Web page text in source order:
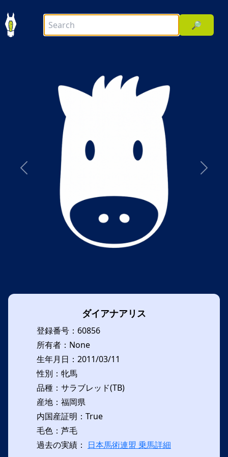
🔎
前へ 次へ
ダイアナアリス
登録番号：60856
所有者：None
生年月日：2011/03/11
性別：牝馬
品種：サラブレッド(TB)
産地：福岡県
内国産証明：True
毛色：芦毛
過去の実績： 日本馬術連盟 乗馬詳細